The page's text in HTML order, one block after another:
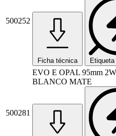
500252
Ficha técnica
500281
EVO E OPAL 95mm
BLANCO MATE